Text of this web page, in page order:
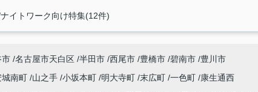
ナイトワーク向け特集(12件)
市 名古屋市天白区 半田市 西尾市 豊橋市 碧南市 豊川市
城南町 山之手 小坂本町 明大寺町 末広町 一色町
康生通西